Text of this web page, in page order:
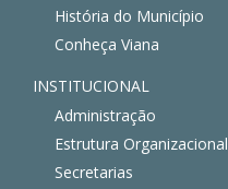
História do Município
Conheça Viana
INSTITUCIONAL
Administração
Estrutura Organizacional
Secretarias